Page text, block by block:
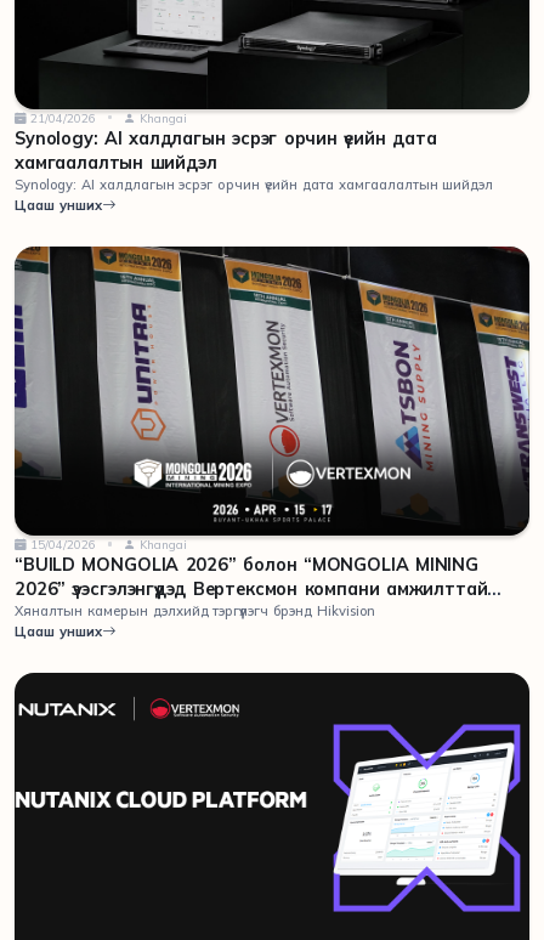
21/04/2026 Khangai
Synology: AI халдлагын эсрэг орчин үеийн дата
хамгаалалтын шийдэл
Synology: AI халдлагын эсрэг орчин үеийн дата хамгаалалтын шийдэл
Цааш унших
15/04/2026 Khangai
“BUILD MONGOLIA 2026” болон “MONGOLIA MINING
2026” үзэсгэлэнгүүдэд Вертексмон компани амжилттай
оролцлоо
Хяналтын камерын дэлхийд тэргүүлэгч брэнд Hikvision
Цааш унших